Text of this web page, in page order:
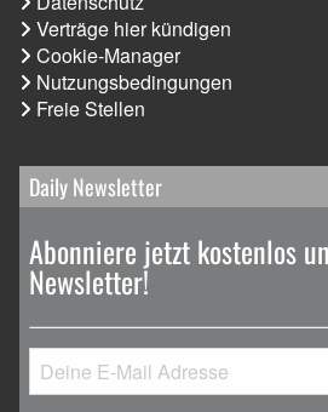
Verträge hier kündigen
Cookie-Manager
Nutzungsbedingungen
Freie Stellen
Daily Newsletter
Abonniere jetzt kostenlos
Newsletter!